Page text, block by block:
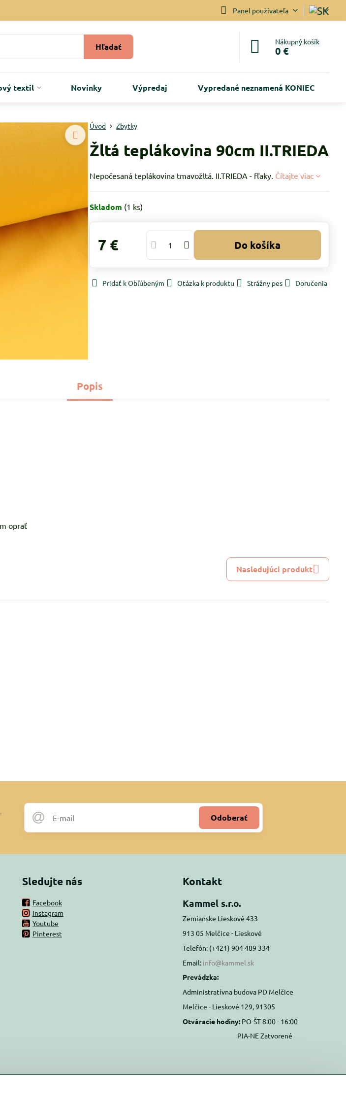
Panel používateľa
Hľadať Nákupný košík
0 €
textil Novinky Výpredaj Vypredané neznamená KONIEC
Úvod Zbytky
Žltá teplákovina 90cm II.TRIEDA
Nepočesaná teplákovina tmavožltá. II.TRIEDA - fľaky. Čítajte viac
Skladom (1 ks)
7 € Do košíka
Pridať k Obľúbeným Otázka k produktu Strážny pes Doručenia
Popis
oprať
Nasledujúci produkt
Odoberať
Sledujte nás
Facebook
Instagram
Youtube
Pinterest
Kontakt
Kammel s.r.o.
Zemianske Lieskové 433
913 05 Melčice - Lieskové
Telefón: (+421) 904 489 334
Email: info@kammel.sk
Prevádzka:
Administratívna budova PD Melčice
Melčice - Lieskové 129, 91305
Otváracie hodiny: PO-ŠT 8:00 - 16:00
PIA-NE Zatvorené